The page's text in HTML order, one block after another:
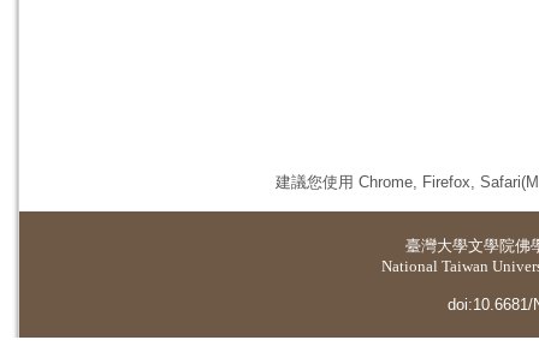
建議您使用 Chrome, Firefox,
臺灣大學文學院佛
National Taiwan
doi:10.6681/